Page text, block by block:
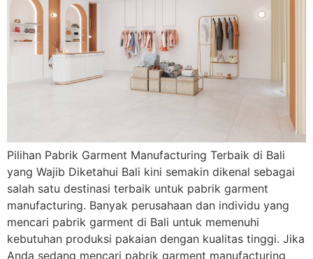
Pilihan Pabrik Garment Manufacturing Terbaik di Bali
yang Wajib Diketahui Bali kini semakin dikenal sebagai
salah satu destinasi terbaik untuk pabrik garment
manufacturing. Banyak perusahaan dan individu yang
mencari pabrik garment di Bali untuk memenuhi
kebutuhan produksi pakaian dengan kualitas tinggi. Jika
Anda sedang mencari pabrik garment manufacturing